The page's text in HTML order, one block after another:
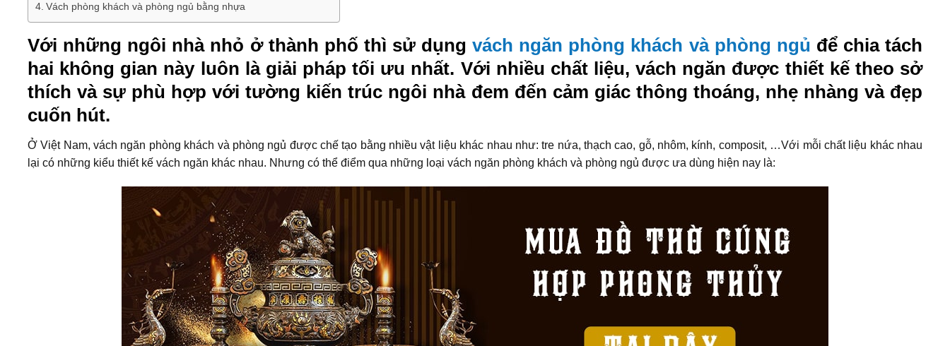
Vách phòng khách và phòng ngủ bằng nhựa
Với những ngôi nhà nhỏ ở thành phố thì sử dụngvách ngăn phòng khách và phòng ngủ để chia tách
hai không gian này luôn là giải pháp tối ưu nhất. Với nhiều chất liệu, vách ngăn được thiết kế theo sở
thích và sự phù hợp với tường kiến trúc ngôi nhà đem đến cảm giác thông thoáng, nhẹ nhàng và đẹp
cuốn hút.
Ở Việt Nam, vách ngăn phòng khách và phòng ngủ được chế tạo bằng nhiều vật liệu khác nhau như: tre nứa, thạch cao, gỗ, nhôm, kính, composit, …Với mỗi chất liệu khác nhau
lại có những kiểu thiết kế vách ngăn khác nhau. Nhưng có thể điểm qua những loại vách ngăn phòng khách và phòng ngủ được ưa dùng hiện nay là: